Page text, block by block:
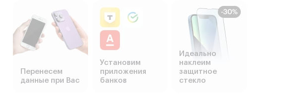
Перенесем
данные при Вас
Установим
приложения
банков
Идеально
наклеим
защитное
стекло